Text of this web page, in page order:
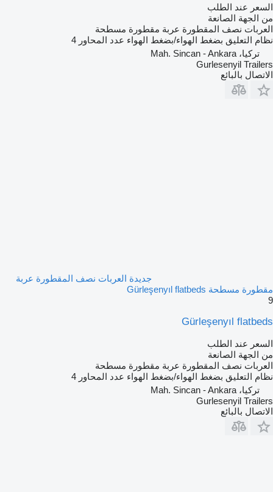
السعر عند الطلب
من الجهة الصانعة
العربات نصف المقطورة عربة مقطورة مسطحة
نظام التعليق بضغط الهواء/بضغط الهواء عدد المحاور 4
تركيا، Mah. Sincan - Ankara
Gurlesenyil Trailers
الاتصال بالبائع
جديدة العربات نصف المقطورة عربة
مقطورة مسطحة Gürleşenyıl flatbeds
9
Gürleşenyıl flatbeds
السعر عند الطلب
من الجهة الصانعة
العربات نصف المقطورة عربة مقطورة مسطحة
نظام التعليق بضغط الهواء/بضغط الهواء عدد المحاور 4
تركيا، Mah. Sincan - Ankara
Gurlesenyil Trailers
الاتصال بالبائع